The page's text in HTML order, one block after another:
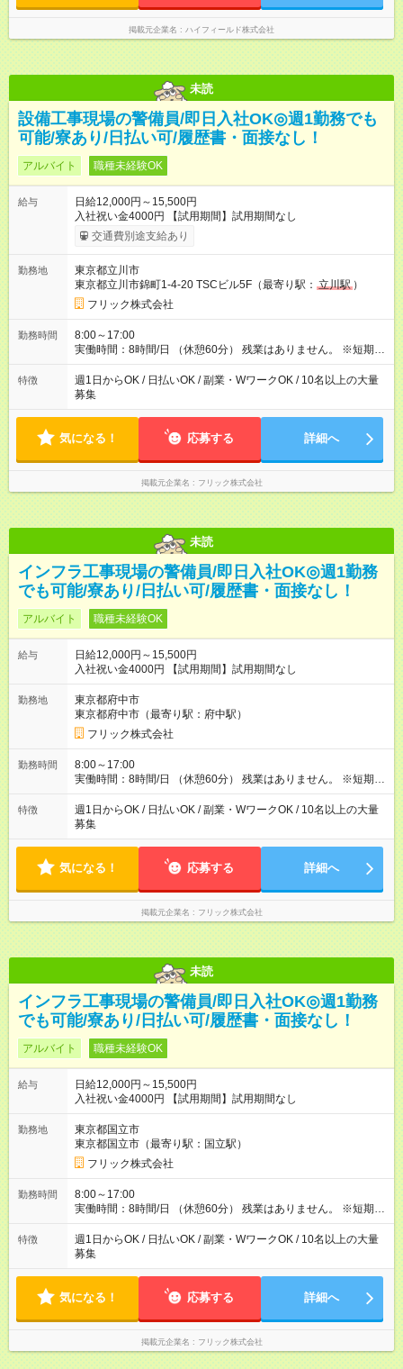
掲載元企業名 ハイフィールド株式会社
未読
設備工事現場の警備員/即日入社OK◎週1勤務でも
可能/寮あり/日払い可/履歴書・面接なし！
アルバイト 職種未経験OK
給与
日給12,000円～15,500円
入社祝い金4000円 【試用期間】試用期間なし
交通費別途支給あり
勤務地
東京都立川市
東京都立川市錦町1-4-20 TSCビル5F（最寄り駅： 立川駅 ）
フリック株式会社
勤務時間
8:00～17:00
実働時間：8時間/日 （休憩60分） 残業はありません。 ※短期の
募集は行っておりません。予めご了承くださいませ。
特徴
週1日からOK / 日払いOK / 副業・WワークOK / 10名以上の大量
募集
気になる！ 応募する 詳細へ
掲載元企業名 フリック株式会社
未読
インフラ工事現場の警備員/即日入社OK◎週1勤務
でも可能/寮あり/日払い可/履歴書・面接なし！
アルバイト 職種未経験OK
給与
日給12,000円～15,500円
入社祝い金4000円 【試用期間】試用期間なし
勤務地
東京都府中市
東京都府中市（最寄り駅：府中駅）
フリック株式会社
勤務時間
8:00～17:00
実働時間：8時間/日 （休憩60分） 残業はありません。 ※短期の
募集は行っておりません。予めご了承くださいませ。
特徴
週1日からOK / 日払いOK / 副業・WワークOK / 10名以上の大量
募集
気になる！ 応募する 詳細へ
掲載元企業名 フリック株式会社
未読
インフラ工事現場の警備員/即日入社OK◎週1勤務
でも可能/寮あり/日払い可/履歴書・面接なし！
アルバイト 職種未経験OK
給与
日給12,000円～15,500円
入社祝い金4000円 【試用期間】試用期間なし
勤務地
東京都国立市
東京都国立市（最寄り駅：国立駅）
フリック株式会社
勤務時間
8:00～17:00
実働時間：8時間/日 （休憩60分） 残業はありません。 ※短期の
募集は行っておりません。予めご了承くださいませ。
特徴
週1日からOK / 日払いOK / 副業・WワークOK / 10名以上の大量
募集
気になる！ 応募する 詳細へ
掲載元企業名 フリック株式会社